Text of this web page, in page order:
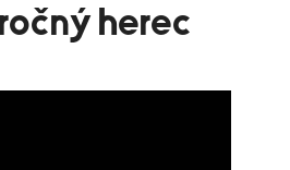
herec